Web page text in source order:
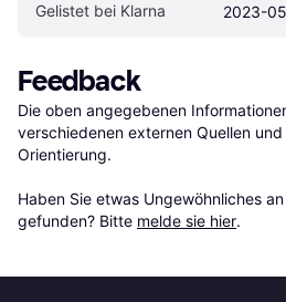
Gelistet bei Klarna 2023-
Feedback
Die oben angegebenen
verschiedenen externen Quellen
Orientierung.
Haben Sie etwas Ungewöhnliches
gefunden? Bitte melde sie hier.